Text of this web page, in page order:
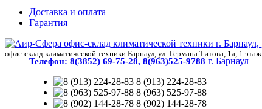
Доставка и оплата
Гарантия
офис-склад климатической техники Барнаул, ул. Германа Титова, 1а, 1 этаж
Телефон: 8(3852) 69-75-28, 8(963)525-9788 г. Барнаул
8 (913) 224-28-83
8 (963) 525-97-88
8 (902) 144-28-78